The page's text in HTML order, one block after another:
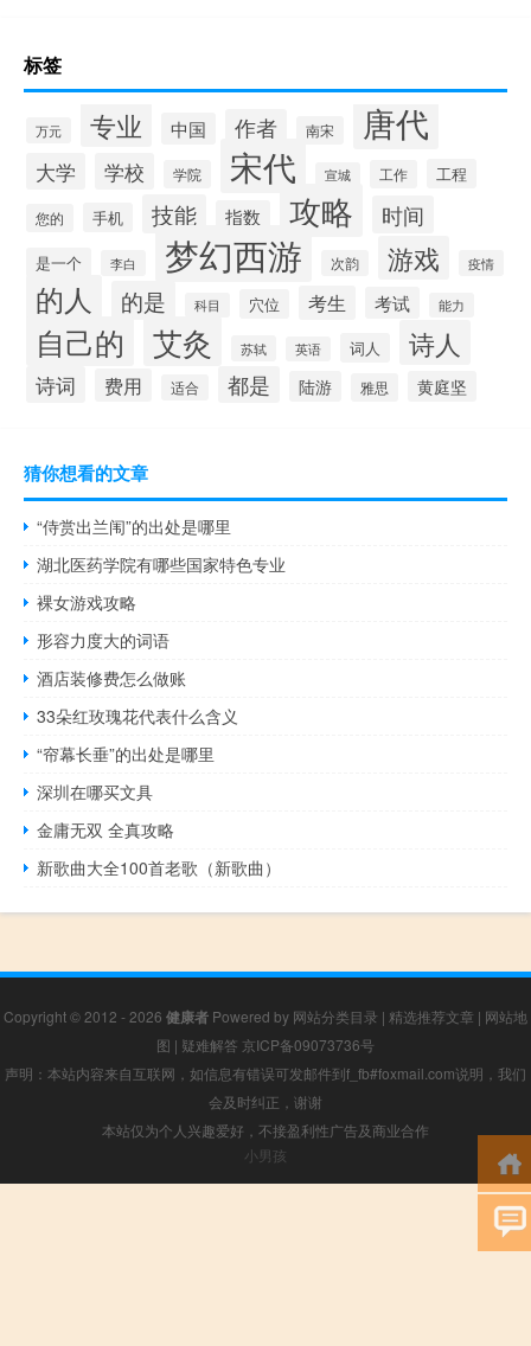
标签
万元 专业 中国 作者 南宋 唐代
大学 学校 学院 宋代 宣城 工作 工程
您的 手机 技能 指数 攻略 时间
是一个 李白 梦幻西游 次韵 游戏 疫情
的人 的是 科目 穴位 考生 考试 能力
自己的 艾灸 苏轼 英语 词人 诗人
诗词 费用 适合 都是 陆游 雅思 黄庭坚
猜你想看的文章
“侍赏出兰闱”的出处是哪里
湖北医药学院有哪些国家特色专业
裸女游戏攻略
形容力度大的词语
酒店装修费怎么做账
33朵红玫瑰花代表什么含义
“帘幕长垂”的出处是哪里
深圳在哪买文具
金庸无双 全真攻略
新歌曲大全100首老歌（新歌曲）
Copyright © 2012 - 2026 健康者 Powered by 网站分类目录 | 精选推荐文章 | 网站地
图 | 疑难解答 京ICP备09073736号
声明：本站内容来自互联网，如信息有错误可发邮件到f_fb#foxmail.com说明，我们
会及时纠正，谢谢
本站仅为个人兴趣爱好，不接盈利性广告及商业合作
小男孩